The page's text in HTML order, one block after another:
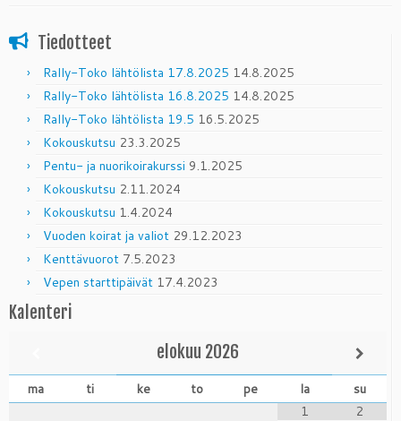
Tiedotteet
Rally-Toko lähtölista 17.8.2025 14.8.2025
Rally-Toko lähtölista 16.8.2025 14.8.2025
Rally-Toko lähtölista 19.5 16.5.2025
Kokouskutsu 23.3.2025
Pentu- ja nuorikoirakurssi 9.1.2025
Kokouskutsu 2.11.2024
Kokouskutsu 1.4.2024
Vuoden koirat ja valiot 29.12.2023
Kenttävuorot 7.5.2023
Vepen starttipäivät 17.4.2023
Kalenteri
elokuu 2026
ma ti ke to pe la
su
1
2